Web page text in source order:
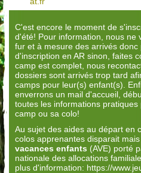
C'est encore le moment de
d'été! Pour information, nous ne
fur et à mesure des arrivés donc
d'inscription en AR sinon, faites
camp est complet, nous
dossiers sont arrivés trop tard
camps pour leur(s) enfant(s).
enverrons un mail d'accueil,
toutes les informations pratiques
camp ou sa colo!
Au sujet des aides au départ en
colos apprenantes disparait mais
vacances enfants (AVE) porté
nationale des allocations
plus d'information: https://